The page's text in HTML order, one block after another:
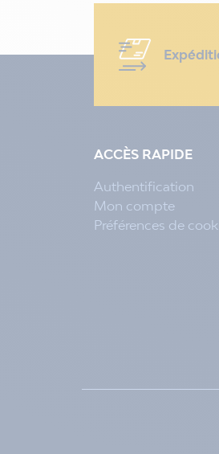
ACCÈS RAPIDE
Authentification
Mon compte
Préférences de